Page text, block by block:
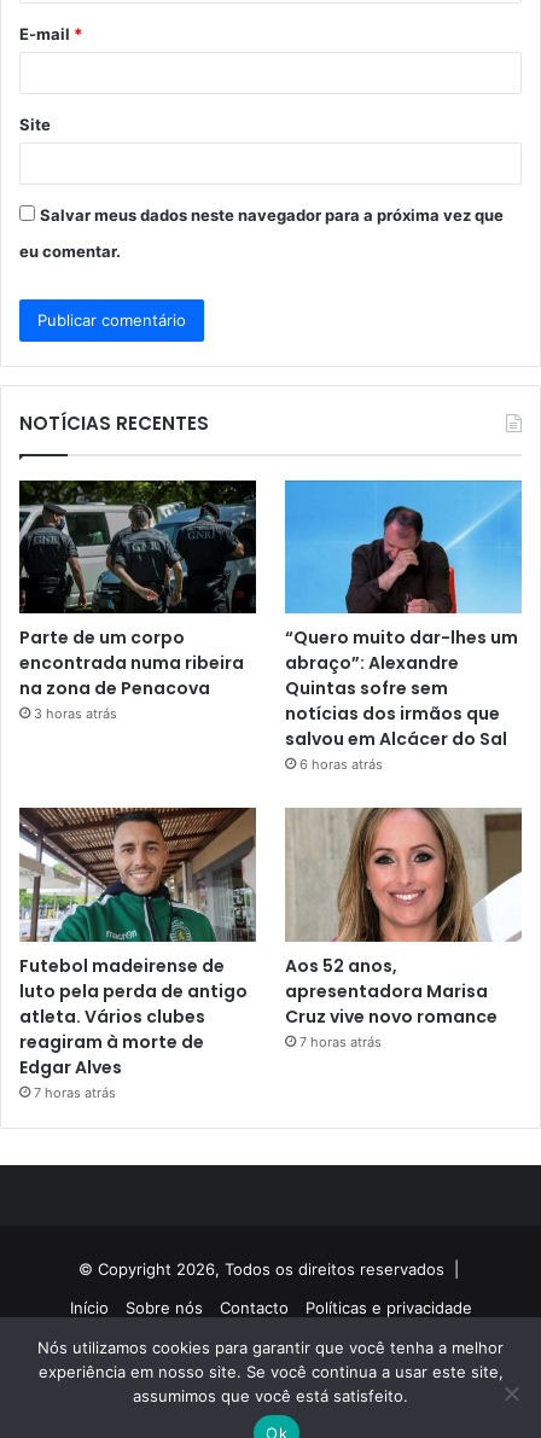
*
E-mail *
Site
Salvar meus dados neste navegador para a próxima vez que
eu comentar.
NOTÍCIAS RECENTES
Parte de um corpo
encontrada numa ribeira
na zona de Penacova
3 horas atrás
“Quero muito dar-lhes um
abraço”: Alexandre
Quintas sofre sem
notícias dos irmãos que
salvou em Alcácer do Sal
6 horas atrás
Futebol madeirense de
luto pela perda de antigo
atleta. Vários clubes
reagiram à morte de
Edgar Alves
7 horas atrás
Aos 52 anos,
apresentadora Marisa
Cruz vive novo romance
7 horas atrás
© Copyright 2026, Todos os direitos reservados |
Início
Sobre nós Contacto Políticas e privacidade
Facebook
TwitterYouTubeInstagram
Nós utilizamos cookies para garantir que você tenha a melhor
experiência em nosso site. Se você continua a usar este site,
assumimos que você está satisfeito.
Ok